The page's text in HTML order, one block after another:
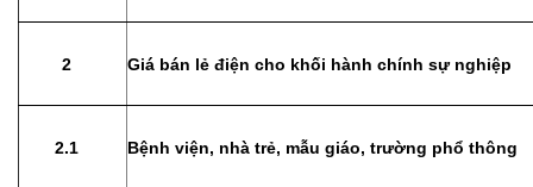
2 Giá bán lẻ điện cho khối hành chính sự nghiệp
2.1 Bệnh viện, nhà trẻ, mẫu giáo, trường phổ thông